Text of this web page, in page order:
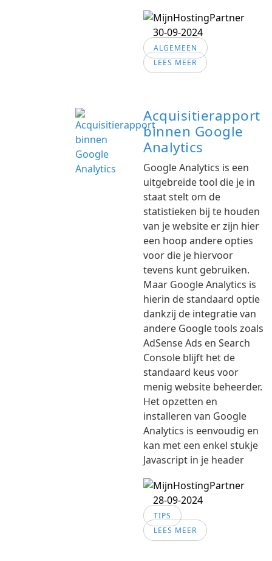
30-09-2024
ALGEMEEN
LEES MEER
Acquisitierapport
binnen Google
Analytics
Google Analytics is een
uitgebreide tool die je in
staat stelt om de
statistieken bij te houden
van je website er zijn hier
een hoop andere opties
voor die je hiervoor
tevens kunt gebruiken.
Maar Google Analytics is
hierin de standaard optie
dankzij de integratie van
andere Google tools zoals
AdSense Ads en Search
Console blijft het de
standaard keus voor
menig website beheerder.
Het opzetten en
installeren van Google
Analytics is eenvoudig en
kan met een enkel stukje
Javascript in je header
28-09-2024
TIPS
LEES MEER